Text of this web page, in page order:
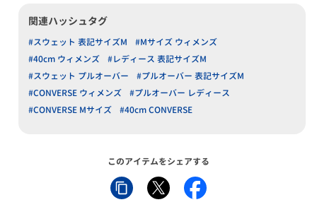
関連ハッシュタグ
#スウェット 表記サイズM
#Mサイズ ウィメンズ
#40cm ウィメンズ
#レディース 表記サイズM
#スウェット プルオーバー
#プルオーバー 表記サイズM
#CONVERSE ウィメンズ
#プルオーバー レディース
#CONVERSE Mサイズ
#40cm CONVERSE
このアイテムをシェアする